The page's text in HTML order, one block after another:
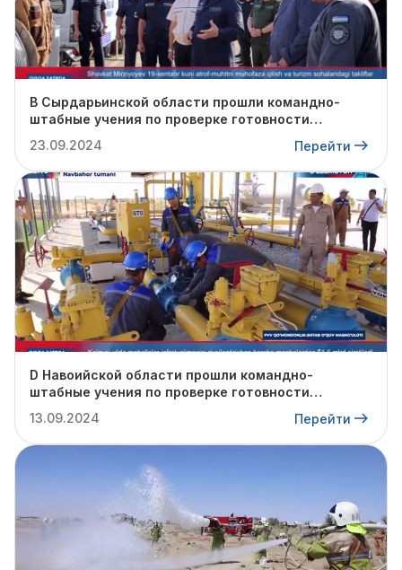
В Сырдарьинской области прошли командно-
штабные учения по проверке готовности
отопительному сезону.
23.09.2024 Перейти
D Навоийской области прошли командно-
штабные учения по проверке готовности
отопительному сезону.
13.09.2024 Перейти